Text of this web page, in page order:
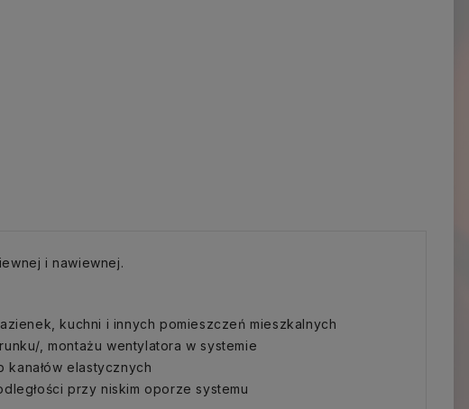
i nawiewnej.
kuchni i innych pomieszczeń mieszkalnych
, montażu wentylatora w systemie
kanałów elastycznych
przy niskim oporze systemu